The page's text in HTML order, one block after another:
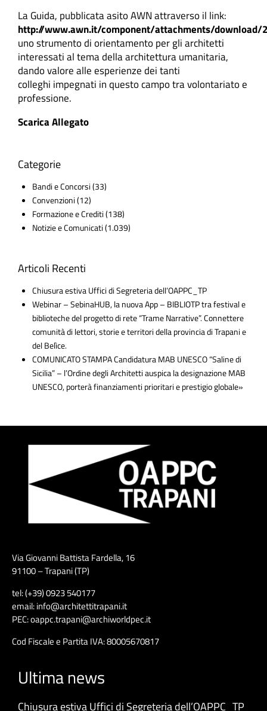
La Guida, pubblicata asito AWN attraverso il link:
http://www.awn.it/component/attachments/download/
uno strumento di orientamento per gli architetti
interessati al tema della architettura umanitaria,
dando valore alle esperienze dei tanti
colleghi impegnati in questo campo tra volontariato e
professione.
Scarica Allegato
Categorie
Bandi e Concorsi(33)
Convenzioni(12)
Formazione e Crediti(138)
Notizie e Comunicati(1.039)
Articoli Recenti
Chiusura estiva Uffici di Segreteria dell’OAPPC_TP
Webinar – SebinaHUB, la nuova App – BIBLIOTP tra festival e
biblioteche del progetto di rete “Trame Narrative”. Connettere
comunità di lettori, storie e territori della provincia di Trapani e
del Belìce.
COMUNICATO STAMPA Candidatura MAB UNESCO “Saline di
Sicilia” – l’Ordine degli Architetti auspica la designazione MAB
UNESCO, porterà finanziamenti prioritari e prestigio globale»
Via Giovanni Battista Fardella, 16
91100 – Trapani (TP)
tel: (+39) 0923 540177
email: info@architettitrapani.it
PEC: oappc.trapani@archiworldpec.it
Cod Fiscale e Partita IVA: 80005670817
Ultima news
Chiusura estiva Uffici di Segreteria dell’OAPPC_TP